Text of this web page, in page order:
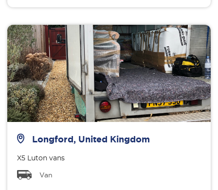
Longford, United Kingdom
X5 Luton vans
Van